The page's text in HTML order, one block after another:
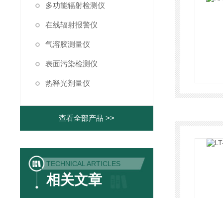
多功能辐射检测仪
在线辐射报警仪
气溶胶测量仪
表面污染检测仪
热释光剂量仪
查看全部产品 >>
TECHNICAL ARTICLES
相关文章